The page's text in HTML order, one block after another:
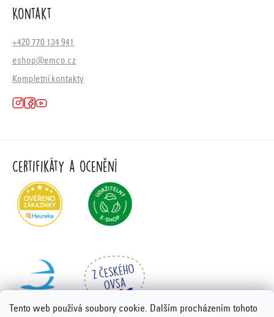
Tento web používá soubory cookie. Dalším procházením tohoto
Kontakt
+420 770 134 941
eshop@emco.cz
Kompletní kontakty
Certifikáty a ocenění